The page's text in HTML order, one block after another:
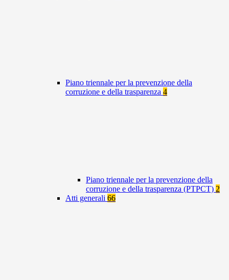
Piano triennale per la prevenzione della
corruzione e della trasparenza 4
Piano triennale per la prevenzione della
corruzione e della trasparenza (PTPCT) 2
Atti generali 66